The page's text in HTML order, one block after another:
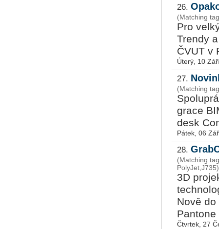
26.
(Matching
Pro
Tren­dy
ČVUT v
Úterý, 10
27.
(Matching
gra­ce
de­sk
Pátek, 06
28.
(Matching
PolyJet,J735)
3D
Nově
Pantone
Čtvrtek, 27